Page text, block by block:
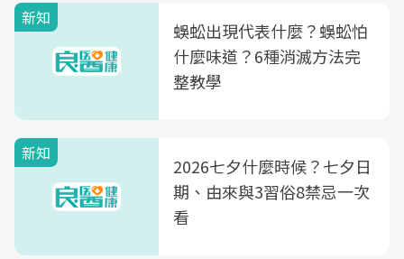
新知
蜈蚣出現代表什麼？蜈蚣怕
什麼味道？6種消滅方法完
整教學
新知
2026七夕什麼時候？七夕日
期、由來與3習俗8禁忌一次
看